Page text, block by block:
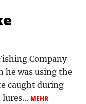
Company
he was using the
caught during
MEHR